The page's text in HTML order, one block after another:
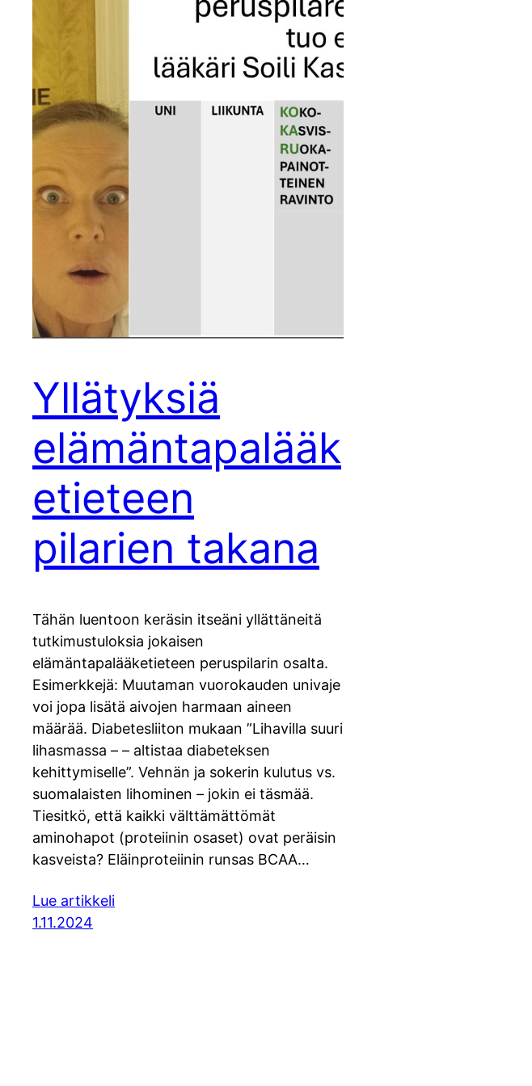
Yllätyksiä
elämäntapalääk
etieteen
pilarien takana
Tähän luentoon keräsin itseäni yllättäneitä
tutkimustuloksia jokaisen
elämäntapalääketieteen peruspilarin osalta.
Esimerkkejä: Muutaman vuorokauden univaje
voi jopa lisätä aivojen harmaan aineen
määrää. Diabetesliiton mukaan ”Lihavilla suuri
lihasmassa – – altistaa diabeteksen
kehittymiselle”. Vehnän ja sokerin kulutus vs.
suomalaisten lihominen – jokin ei täsmää.
Tiesitkö, että kaikki välttämättömät
aminohapot (proteiinin osaset) ovat peräisin
kasveista? Eläinproteiinin runsas BCAA…
Lue artikkeli
1.11.2024